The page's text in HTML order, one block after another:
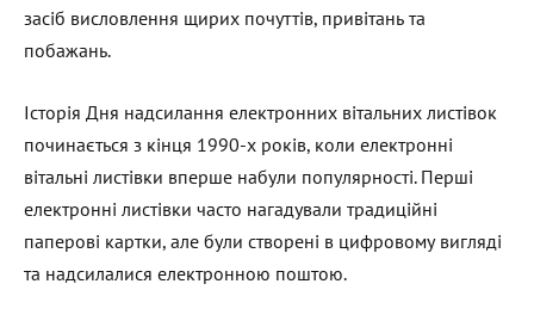
засіб висловлення щирих почуттів, привітань та
побажань.
Історія Дня надсилання електронних вітальних листівок
починається з кінця 1990-х років, коли електронні
вітальні листівки вперше набули популярності. Перші
електронні листівки часто нагадували традиційні
паперові картки, але були створені в цифровому вигляді
та надсилалися електронною поштою.